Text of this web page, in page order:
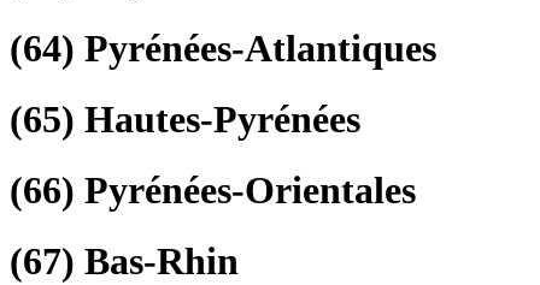
(64) Pyrénées-Atlantiques
(65) Hautes-Pyrénées
(66) Pyrénées-Orientales
(67) Bas-Rhin